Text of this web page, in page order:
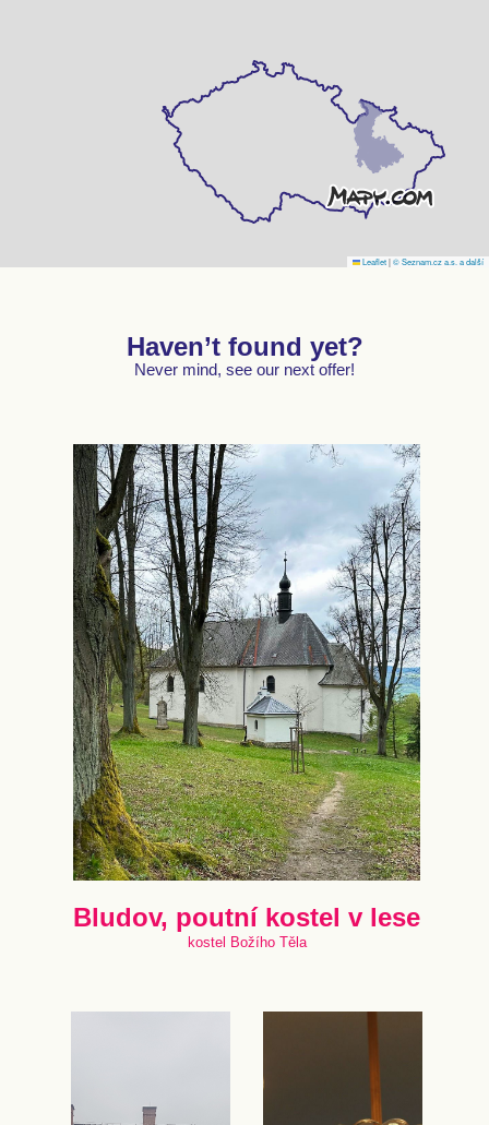
Leaflet|© Seznam.cz a.s. a další
Haven’t found yet?
Never mind, see our next offer!
Bludov, poutní kostel v lese
kostel Božího Těla